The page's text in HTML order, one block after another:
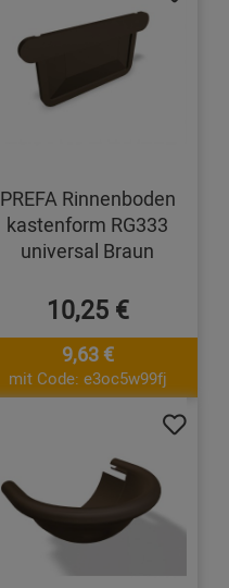
PREFA Rinnenboden
kastenform RG333
universal Braun
10,25 €
9,63 €
mit Code: e3oc5w99fj